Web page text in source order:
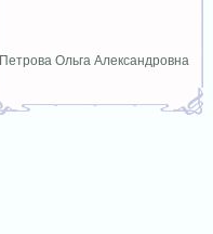
Петрова Ольга Александровна